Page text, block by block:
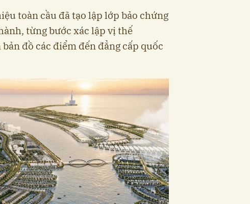
toàn cầu đã tạo lập lớp bảo chứng
từng bước xác lập vị thế
đồ các điểm đến đẳng cấp quốc